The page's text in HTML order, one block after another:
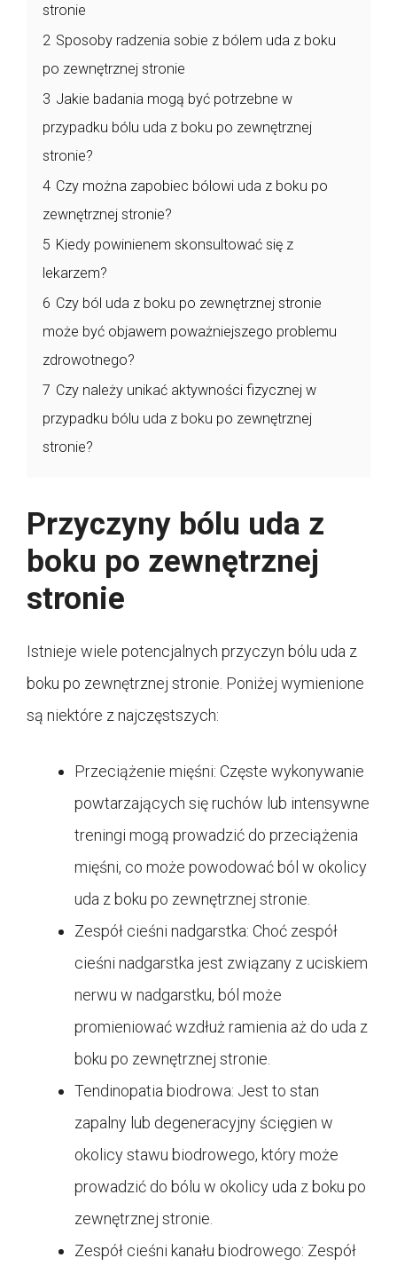
stronie
2 Sposoby radzenia sobie z bólem uda z boku
po zewnętrznej stronie
3 Jakie badania mogą być potrzebne w
przypadku bólu uda z boku po zewnętrznej
stronie?
4 Czy można zapobiec bólowi uda z boku po
zewnętrznej stronie?
5 Kiedy powinienem skonsultować się z
lekarzem?
6 Czy ból uda z boku po zewnętrznej stronie
może być objawem poważniejszego problemu
zdrowotnego?
7 Czy należy unikać aktywności fizycznej w
przypadku bólu uda z boku po zewnętrznej
stronie?
Przyczyny bólu uda z
boku po zewnętrznej
stronie
Istnieje wiele potencjalnych przyczyn bólu uda z
boku po zewnętrznej stronie. Poniżej wymienione
są niektóre z najczęstszych:
Przeciążenie mięśni: Częste wykonywanie
powtarzających się ruchów lub intensywne
treningi mogą prowadzić do przeciążenia
mięśni, co może powodować ból w okolicy
uda z boku po zewnętrznej stronie.
Zespół cieśni nadgarstka: Choć zespół
cieśni nadgarstka jest związany z uciskiem
nerwu w nadgarstku, ból może
promieniować wzdłuż ramienia aż do uda z
boku po zewnętrznej stronie.
Tendinopatia biodrowa: Jest to stan
zapalny lub degeneracyjny ścięgien w
okolicy stawu biodrowego, który może
prowadzić do bólu w okolicy uda z boku po
zewnętrznej stronie.
Zespół cieśni kanału biodrowego: Zespół